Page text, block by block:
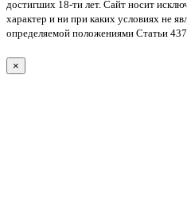
достигших 18-ти лет. Cайт носит
характер и ни при каких условиях не
определяемой положениями Статьи
×